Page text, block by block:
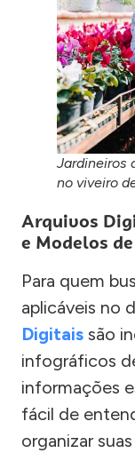
Jardineiros
no viveiro
Arquivos
e Modelos
Para quem
aplicáveis no
Digitais são
infográficos
informações
fácil de
organizar